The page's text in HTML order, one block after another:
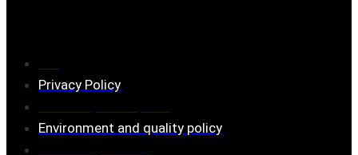
Privacy Policy
Environment and quality policy